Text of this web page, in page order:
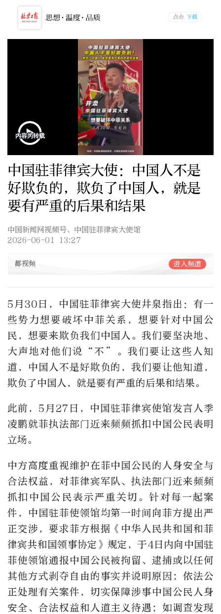
中国驻菲律宾大使：中国人不是
好欺负的，欺负了中国人，就是
要有严重的后果和结果
中国新闻网视频号、中国驻菲律宾大使馆
2026-06-01 13:27
都视频 进入频道
5月30日，中国驻菲律宾大使井泉指出：有一
些势力想要破坏中菲关系，想要针对中国公
民，想要来欺负我们中国人。我们要坚决地、
大声地对他们说“不”。我们要让这些人知
道，中国人不是好欺负的，我们要让他知道，
欺负了中国人，就是要有严重的后果和结果。
此前，5月27日，中国驻菲律宾使馆发言人季
凌鹏就菲执法部门近来频频抓扣中国公民表明
立场。
中方高度重视维护在菲中国公民的人身安全与
合法权益，对菲律宾军队、执法部门近来频频
抓扣中国公民表示严重关切。针对每一起案
件，中国驻菲使领馆均第一时间向菲方提出严
正交涉，要求菲方根据《中华人民共和国和菲
律宾共和国领事协定》规定，于4日内向中国驻
菲使领馆通报中国公民被拘留、逮捕或以任何
其他方式剥夺自由的事实并说明原因；依法公
正处理有关案件，切实保障涉事中国公民人身
安全、合法权益和人道主义待遇；如调查发现